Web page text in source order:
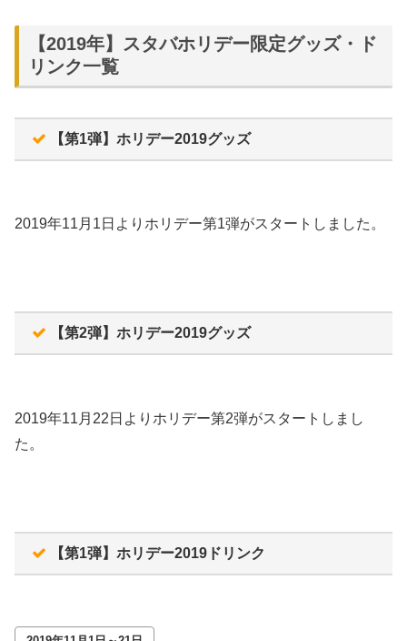
【2019年】スタバホリデー限定グッズ・ド
リンク一覧
【第1弾】ホリデー2019グッズ
2019年11月1日よりホリデー第1弾がスタートしました。
【第2弾】ホリデー2019グッズ
2019年11月22日よりホリデー第2弾がスタートしまし
た。
【第1弾】ホリデー2019ドリンク